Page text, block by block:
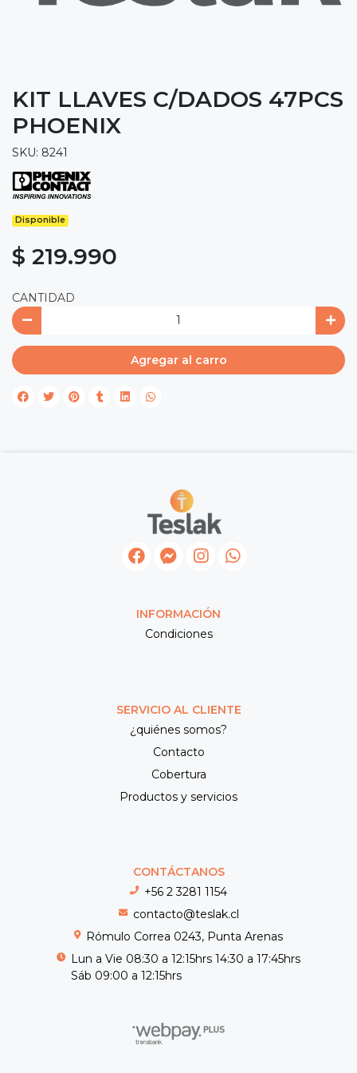
KIT LLAVES C/DADOS 47PCS
PHOENIX
SKU: 8241
Disponible
$ 219.990
CANTIDAD
Agregar al carro
INFORMACIÓN
Condiciones
SERVICIO AL CLIENTE
¿quiénes somos?
Contacto
Cobertura
Productos y servicios
CONTÁCTANOS
+56 2 3281 1154
contacto@teslak.cl
Rómulo Correa 0243, Punta Arenas
Lun a Vie 08:30 a 12:15hrs 14:30 a 17:45hrs
Sáb 09:00 a 12:15hrs